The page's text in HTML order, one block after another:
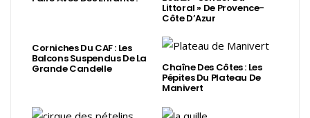
Littoral » De Provence-
Côte D’Azur
Corniches Du CAF : Les
Balcons Suspendus De La
Grande Candelle Chaîne Des Côtes : Les
Pépites Du Plateau De
Manivert